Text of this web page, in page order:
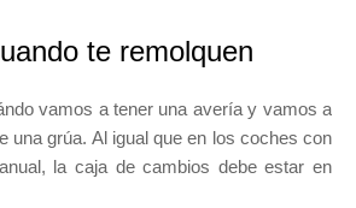
te remolquen
vamos a tener una avería y vamos a
una grúa. Al igual que en los coches con
la caja de cambios debe estar en